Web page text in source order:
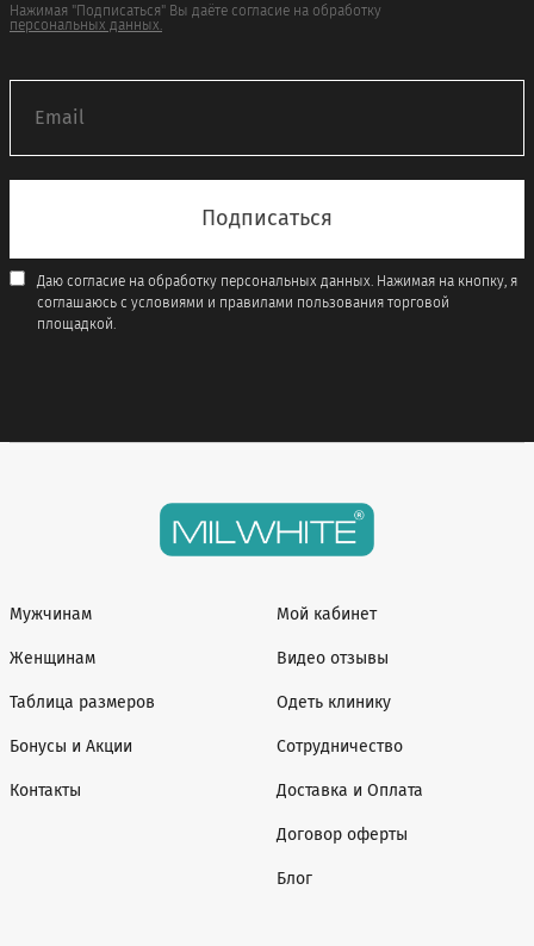
Нажимая "Подписаться" Вы даёте согласие на обработку
персональных данных.
Даю согласие на обработку персональных данных. Нажимая на кнопку, я
соглашаюсь с условиями и правилами пользования торговой
площадкой.
Мужчинам
Женщинам
Таблица размеров
Бонусы и Акции
Контакты
Мой кабинет
Видео отзывы
Одеть клинику
Сотрудничество
Доставка и Оплата
Договор оферты
Блог